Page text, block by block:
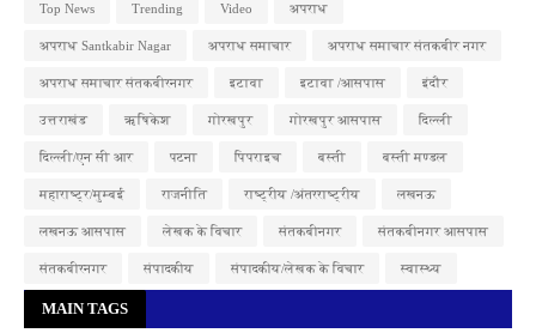
Top News Trending Video अपराध
अपराध Santkabir Nagar अपराध समाचार अपराध समाचार संतकबीर नगर
अपराध समाचार संतकबीरनगर इटावा इटावा /आसपास इंदौर
उत्तराखंड ऋषिकेश गोरखपुर गोरखपुर आसपास दिल्ली
दिल्ली/एन सी आर पटना पिपराइच बस्ती बस्ती मण्डल
महाराष्ट्र/मुम्बई राजनीति राष्ट्रीय /अंतरराष्ट्रीय लखनऊ
लखनऊ आसपास लेखक के विचार संतकबीनगर संतकबीनगर आसपास
संतकबीरनगर संपादकीय संपादकीय/लेखक के विचार स्वास्थ्य
MAIN TAGS